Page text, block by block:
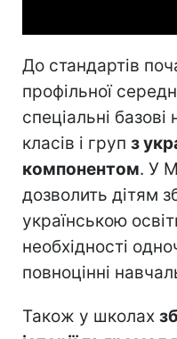
До стандартів
профільної
спеціальні
класів і груп з
компонентом. У
дозволить дітям
українською
необхідності
повноцінні
Також у школах